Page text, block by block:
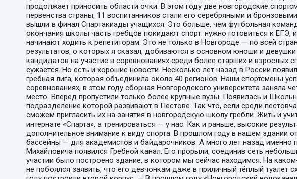
продолжает приносить области очки. В этом году две новгородские
первенства страны, 11 воспитанников стали его серебряными и
вышли в финал Спартакиады учащихся. Это больше, чем футбольная
окончания школы часть гребцов покидают спорт: нужно готовиться к ЕГЭ,
начинают ходить к репетиторам. Это не только в Новгороде — по всей
результатов, о которых я сказал, добиваются в основном юноши и
кандидатов на участие в соревнованиях среди более старших и взрослых
сужается. Но есть и хорошие новости. Несколько лет назад в России
гребная лига, которая объединила около 40 регионов. Наши спортсмены
соревнованиях, в этом году сборная Новгородского университета заняла
место. Вперёд пропустили только более крупные вузы. Появилась и
подразделение которой развивают в Пестове. Так что, если среди
сможем пригласить их на занятия в новгородскую школу гребли. Жить и
интернате «Спарта», а тренироваться — у нас. Как и раньше, высокие
дополнительное внимание к виду спорта. В прошлом году в нашем здании
бассейны — для академистов и байдарочников. А много лет назад именно
Михайловича появился Гребной канал. Его прорыли, соединив сеть
участии было построено здание, в котором мы сейчас находимся. На
не побоялся заявить, что его девчонкам даже в приличный тёплый туалет